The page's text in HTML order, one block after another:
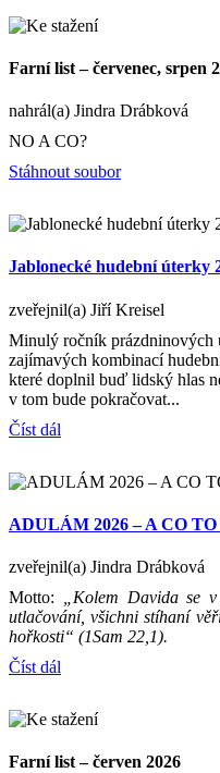
Farní list – červenec, srpen
nahrál(a) Jindra Drábková
NO A CO?
Stáhnout soubor
Jablonecké hudební úterky
zveřejnil(a) Jiří Kreisel
Minulý ročník prázdninových
zajímavých kombinací
které doplnil buď lidský hlas
v tom bude pokračovat...
Číst dál
ADULÁM 2026 – A CO
zveřejnil(a) Jindra Drábková
Motto:
„Kolem Davida se
utlačování, všichni stíhaní
hořkosti“ (1Sam 22,1).
Číst dál
Farní list – červen 2026